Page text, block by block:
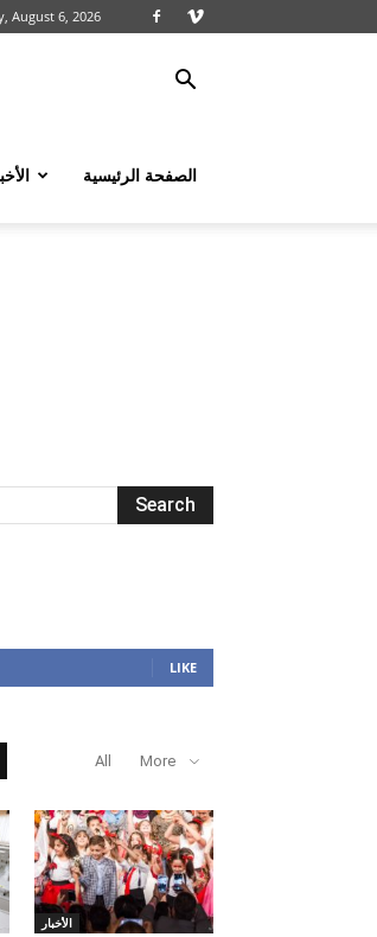
August 6, 2026
الصفحة الرئيسية
LIKE
All More
الأخبار